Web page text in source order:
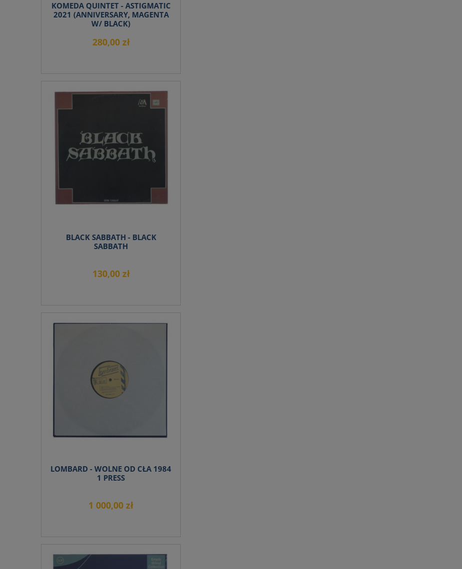
KOMEDA QUINTET - ASTIGMATIC
2021 (ANNIVERSARY, MAGENTA
W/ BLACK)
280,00 zł
BLACK SABBATH - BLACK
SABBATH
130,00 zł
LOMBARD - WOLNE OD CŁA 1984
1 PRESS
1 000,00 zł